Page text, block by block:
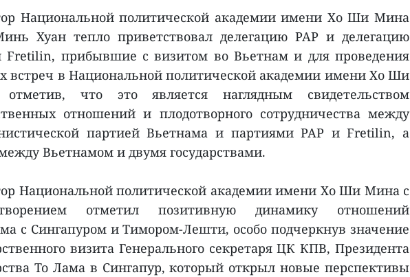
Национальной политической академии имени Хо Ши Мина
Хуан тепло приветствовал делегацию PAP и делегацию
Fretilin, прибывшие с визитом во Вьетнам и для проведения
встреч в Национальной политической академии имени Хо Ши
что это является наглядным свидетельством
отношений и плодотворного сотрудничества между
партией Вьетнама и партиями PAP и Fretilin, а
Вьетнамом и двумя государствами.
Национальной политической академии имени Хо Ши Мина с
отметил позитивную динамику отношений
с Сингапуром и Тимором-Лешти, особо подчеркнув значение
визита Генерального секретаря ЦК КПВ, Президента
То Лама в Сингапур, который открыл новые перспективы